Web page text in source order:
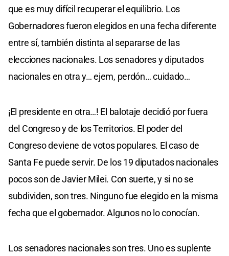
que es muy difícil recuperar el equilibrio. Los
Gobernadores fueron elegidos en una fecha diferente
entre sí, también distinta al separarse de las
elecciones nacionales. Los senadores y diputados
nacionales en otra y… ejem, perdón… cuidado…
¡El presidente en otra…! El balotaje decidió por fuera
del Congreso y de los Territorios. El poder del
Congreso deviene de votos populares. El caso de
Santa Fe puede servir. De los 19 diputados nacionales
pocos son de Javier Milei. Con suerte, y si no se
subdividen, son tres. Ninguno fue elegido en la misma
fecha que el gobernador. Algunos no lo conocían.
Los senadores nacionales son tres. Uno es suplente